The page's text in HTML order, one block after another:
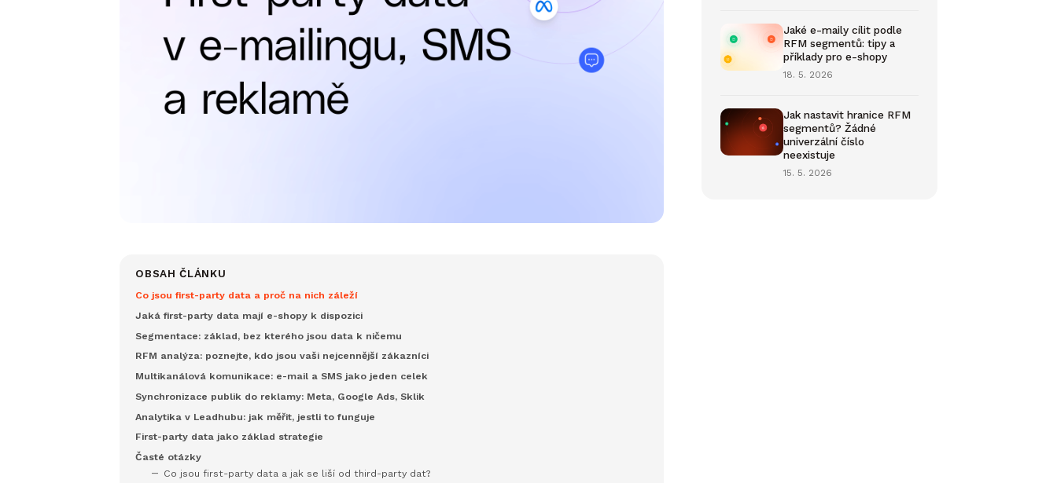
OBSAH ČLÁNKU
Co jsou first-party data a proč na nich záleží
Jaká first-party data mají e-shopy k dispozici
Segmentace: základ, bez kterého jsou data k ničemu
RFM analýza: poznejte, kdo jsou vaši nejcennější zákazníci
Multikanálová komunikace: e-mail a SMS jako jeden celek
Synchronizace publik do reklamy: Meta, Google Ads, Sklik
Analytika v Leadhubu: jak měřit, jestli to funguje
First-party data jako základ strategie
Časté otázky
Co jsou first-party data a jak se liší od third-party dat?
Jaké e-maily cílit podle
RFM segmentů: tipy a
příklady pro e-shopy
18. 5. 2026
Jak nastavit hranice RFM
segmentů? Žádné
univerzální číslo
neexistuje
15. 5. 2026